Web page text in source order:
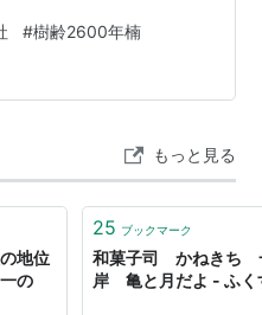
「大山祗神社前」でした
と思ったので、終点の
ても静かな港の前に一の
まなみ海道を自転車で渡
だったので懐か…
#樹齢2600年楠
もっと見る
地位
の
25 ブックマーク
和菓子司 かねきち
岸 亀と月だよ - ふく